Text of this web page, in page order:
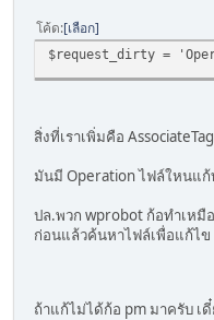
โค้ด เลือก
$request_dirty =
สิ่งที่เราเพิ่มคือ
มันมี Operation ไฟล์ใหนแ
ปล.พวก wprobot ก้อทำเหมื
ก่อนแล้วค้นหาไฟล์เพื่อแก้ไ
ถ้าแก้ไม่ได้ก้อ pm มาครับ เ